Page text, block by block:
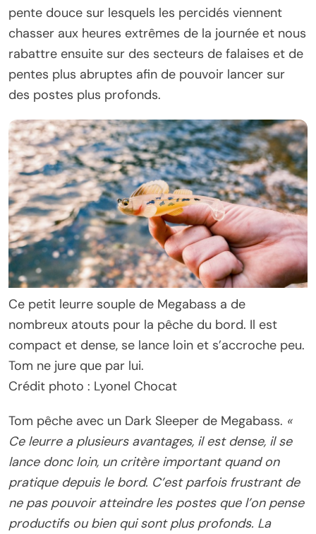
pente douce sur lesquels les percidés viennent
chasser aux heures extrêmes de la journée et nous
rabattre ensuite sur des secteurs de falaises et de
pentes plus abruptes afin de pouvoir lancer sur
des postes plus profonds.
Ce petit leurre souple de Megabass a de
nombreux atouts pour la pêche du bord. Il est
compact et dense, se lance loin et s’accroche peu.
Tom ne jure que par lui.
Crédit photo : Lyonel Chocat
Tom pêche avec un Dark Sleeper de Megabass. «
Ce leurre a plusieurs avantages, il est dense, il se
lance donc loin, un critère important quand on
pratique depuis le bord. C’est parfois frustrant de
ne pas pouvoir atteindre les postes que l’on pense
productifs ou bien qui sont plus profonds. La